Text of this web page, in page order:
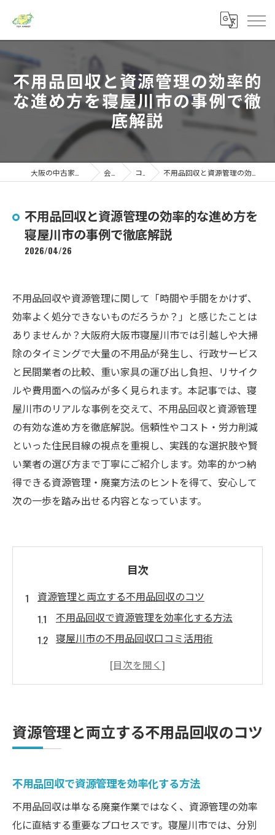
不用品回収と資源管理の効率的
な進め方を寝屋川市の事例で徹
底解説
会社概要 コラム 不用品回収と資源管理の効率的な進め方を寝屋川市の事例で徹底解説
不用品回収と資源管理の効率的な進め方を
寝屋川市の事例で徹底解説
2026/04/26
不用品回収や資源管理に関して「時間や手間をかけず、
効率よく処分できないものだろうか？」と感じたことは
ありませんか？大阪府大阪市寝屋川市では引越しや大掃
除のタイミングで大量の不用品が発生し、行政サービス
と民間業者の比較、重い家具の運び出し負担、リサイク
ルや費用面への悩みが多く見られます。本記事では、寝
屋川市のリアルな事例を交えて、不用品回収と資源管理
の有効な進め方を徹底解説。信頼性やコスト・労力削減
といった住民目線の視点を重視し、実践的な選択肢や賢
い業者の選び方まで丁寧にご紹介します。効率的かつ納
得できる資源管理・廃棄方法のヒントを得て、安心して
次の一歩を踏み出せる内容となっています。
目次
資源管理と両立する不用品回収のコツ
不用品回収で資源管理を効率化する方法
寝屋川市の不用品回収口コミ活用術
粗大ゴミ持ち込みと資源管理のポイント
寝屋川市で賢く進める資源管理術
寝屋川市で不用品回収を賢く活用する方法
不用品回収の口コミをもとに最適な方法
無料サービスで賢く資源管理を徹底
寝屋川市粗大ゴミの持ち込み活用術
資源管理と両立する不用品回収のコツ
不用品回収で資源管理を効率化する方法
不用品回収は単なる廃棄作業ではなく、資源管理の効率
化に直結する重要なプロセスです。寝屋川市では、分別